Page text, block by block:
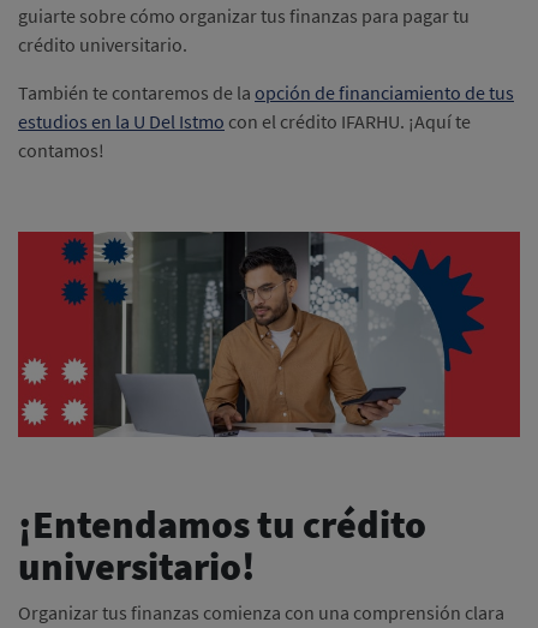
guiarte sobre cómo organizar tus finanzas para pagar tu
crédito universitario.
También te contaremos de la opción de financiamiento de tus
estudios en la U Del Istmo con el crédito IFARHU. ¡Aquí te
contamos!
¡Entendamos tu crédito
universitario!
Organizar tus finanzas comienza con una comprensión clara